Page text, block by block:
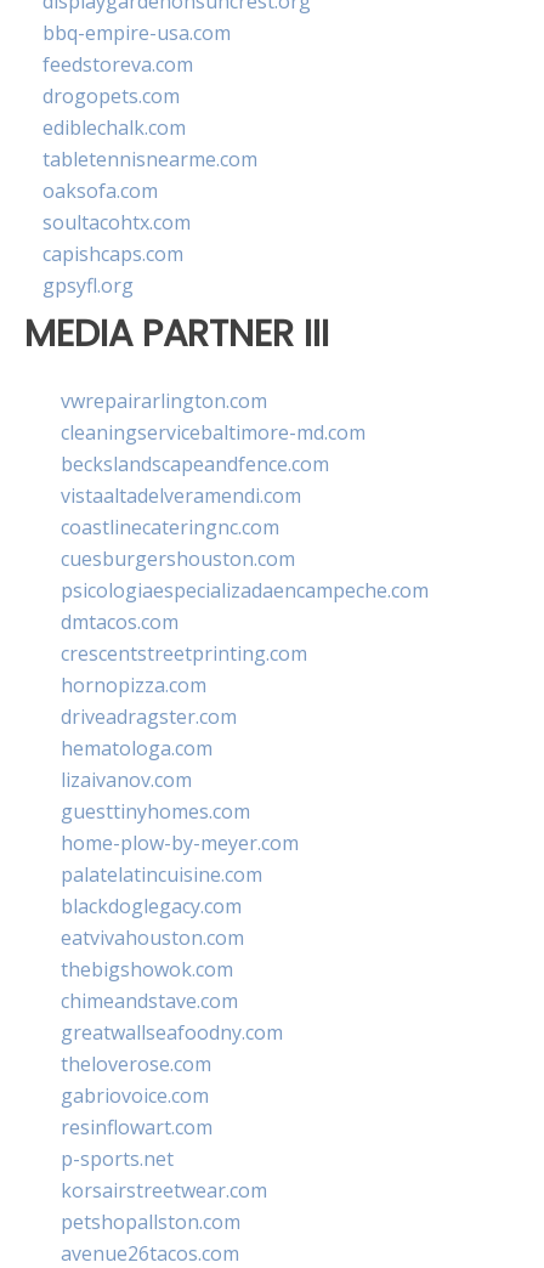
bbq-empire-usa.com
feedstoreva.com
drogopets.com
ediblechalk.com
tabletennisnearme.com
oaksofa.com
soultacohtx.com
capishcaps.com
gpsyfl.org
MEDIA PARTNER III
vwrepairarlington.com
cleaningservicebaltimore-md.com
beckslandscapeandfence.com
vistaaltadelveramendi.com
coastlinecateringnc.com
cuesburgershouston.com
psicologiaespecializadaencampeche.com
dmtacos.com
crescentstreetprinting.com
hornopizza.com
driveadragster.com
hematologa.com
lizaivanov.com
guesttinyhomes.com
home-plow-by-meyer.com
palatelatincuisine.com
blackdoglegacy.com
eatvivahouston.com
thebigshowok.com
chimeandstave.com
greatwallseafoodny.com
theloverose.com
gabriovoice.com
resinflowart.com
p-sports.net
korsairstreetwear.com
petshopallston.com
avenue26tacos.com